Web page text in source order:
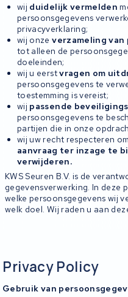
wij duidelijk vermelden
persoonsgegevens
privacyverklaring;
wij onzeverzameling van
tot alleen de
doeleinden;
wij u eerstvragen om
persoonsgegevens te
toestemming is vereist;
wij passende
persoonsgegevens te
partijen die in onze
wij uw recht respecteren
aanvraag ter inzage te
verwijderen.
KWS Seuren B.V. is de
gegevensverwerking. In deze
welke persoonsgegevens wij
welk doel. Wij raden u aan
Privacy Policy
Gebruik van